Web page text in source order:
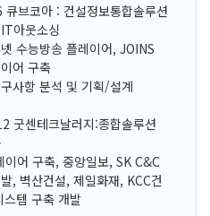
브코아 : 건설정보통합솔루션
아웃소싱
수능방송 플레이어, JOINS
어 구축
사항 분석 및 기획/설계
굿센테크날러지:종합솔루션
어 구축, 중앙일보, SK C&C
, 벽산건설, 제일화재, KCC건
스템 구축 개발